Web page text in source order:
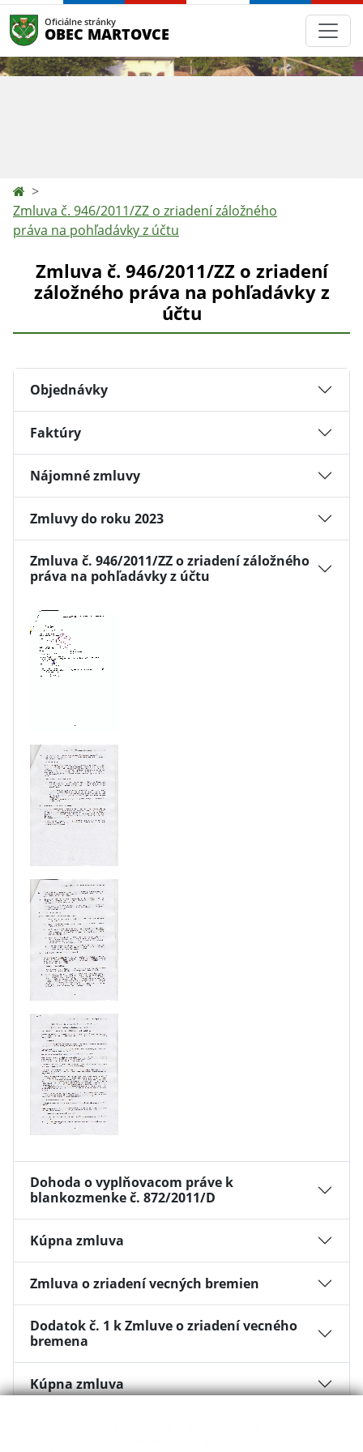
Oficiálne stránky
OBEC MARTOVCE
Zmluva č. 946/2011/ZZ o zriadení záložného
práva na pohľadávky z účtu
Zmluva č. 946/2011/ZZ o zriadení
záložného práva na pohľadávky z
účtu
Objednávky
Faktúry
Nájomné zmluvy
Zmluvy do roku 2023
Zmluva č. 946/2011/ZZ o zriadení záložného
práva na pohľadávky z účtu
Dohoda o vyplňovacom práve k
blankozmenke č. 872/2011/D
Kúpna zmluva
Zmluva o zriadení vecných bremien
Dodatok č. 1 k Zmluve o zriadení vecného
bremena
Kúpna zmluva